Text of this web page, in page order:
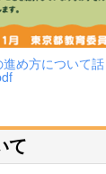
め方について
て